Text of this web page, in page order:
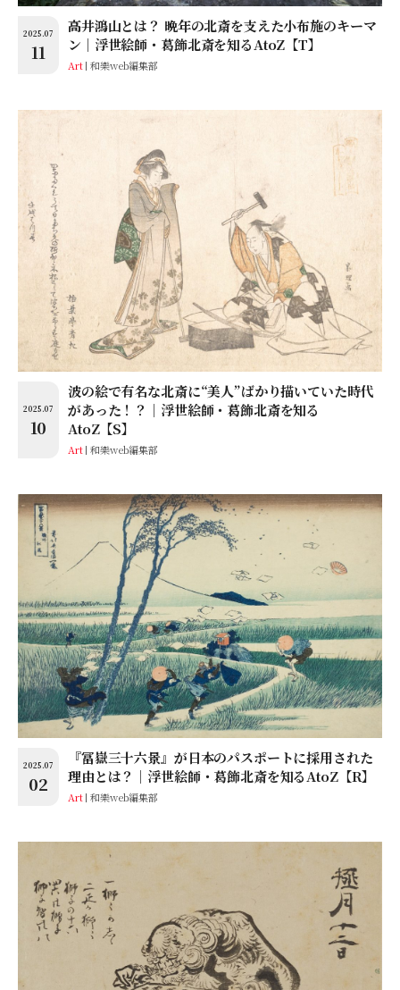
2025.07
11
高井鴻山とは？ 晩年の北斎を支えた小布施のキーマ
ン│浮世絵師・葛飾北斎を知るAtoZ【T】
Art 和樂web編集部
2025.07
10
波の絵で有名な北斎に“美人”ばかり描いていた時代
があった！？│浮世絵師・葛飾北斎を知る
AtoZ【S】
Art 和樂web編集部
2025.07
02
『冨嶽三十六景』が日本のパスポートに採用された
理由とは？│浮世絵師・葛飾北斎を知るAtoZ【R】
Art 和樂web編集部